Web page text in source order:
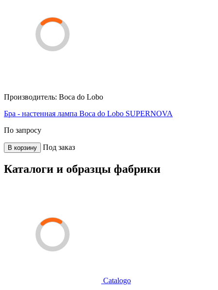
Производитель: Boca do Lobo
Бра - настенная лампа Boca do Lobo SUPERNOVA
По запросу
В корзину Под заказ
Каталоги и образцы фабрики
Catalogo